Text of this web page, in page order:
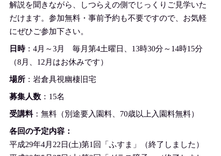
解説を聞きながら、しつらえの側でじっくりご見学いた
だけます。参加無料・事前予約も不要ですので、お気軽
にぜひご参加下さい。
日時：4月～3月 毎月第4土曜日、13時30分～14時15分
（8月、12月はお休みです）
場所：岩倉具視幽棲旧宅
募集人数：15名
受講料：無料（別途要入園料、70歳以上入園料無料）
各回の予定内容：
平成29年4月22日(土)第1回「ふすま」（終了しました）